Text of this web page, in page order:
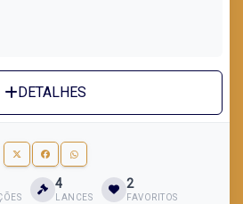
DETALHES
4
LANCES
2
FAVORITOS